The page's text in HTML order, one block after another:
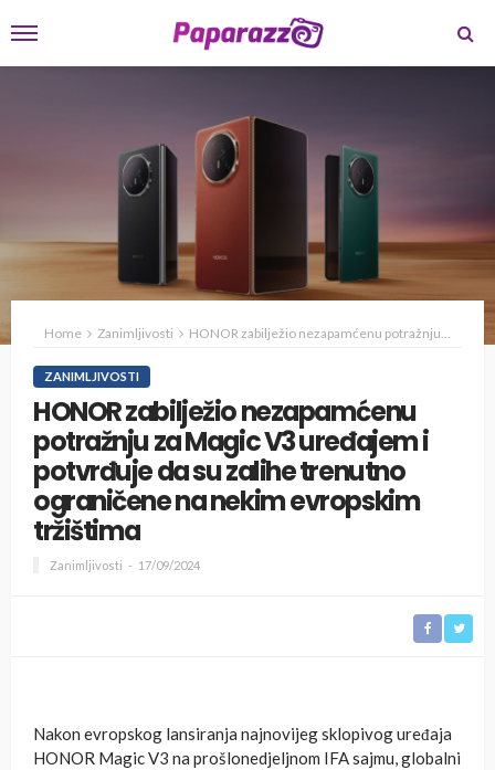
Home Zanimljivosti HONOR zabilježio nezapamćenu potražnju za Magic V3 uređajem i potvrđuje da su zalihe trenutno ograničene na nekim evropskim tržištima
ZANIMLJIVOSTI
HONOR zabilježio nezapamćenu
potražnju za Magic V3 uređajem i
potvrđuje da su zalihe trenutno
ograničene na nekim evropskim
tržištima
Zanimljivosti 17/09/2024
Nakon evropskog lansiranja najnovijeg sklopivog uređaja
HONOR Magic V3 na prošlonedjeljnom IFA sajmu, globalni